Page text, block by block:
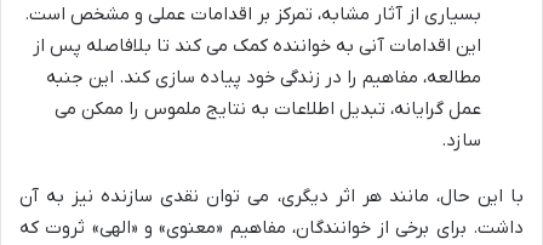
بسیاری از آثار مشابه، تمرکز بر اقدامات عملی و مشخص است.
این اقدامات آنی به خواننده کمک می کند تا بلافاصله پس از
مطالعه، مفاهیم را در زندگی خود پیاده سازی کند. این جنبه
عمل گرایانه، تبدیل اطلاعات به نتایج ملموس را ممکن می
سازد.
با این حال، مانند هر اثر دیگری، می توان نقدی سازنده نیز به آن
داشت. برای برخی از خوانندگان، مفاهیم «معنوی» و «الهی» ثروت که